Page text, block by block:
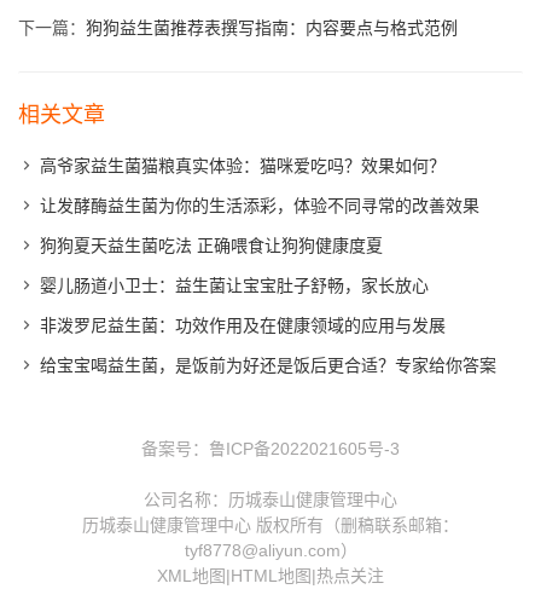
下一篇： 狗狗益生菌推荐表撰写指南：内容要点与格式范例
相关文章
高爷家益生菌猫粮真实体验：猫咪爱吃吗？效果如何？
让发酵酶益生菌为你的生活添彩，体验不同寻常的改善效果
狗狗夏天益生菌吃法 正确喂食让狗狗健康度夏
婴儿肠道小卫士：益生菌让宝宝肚子舒畅，家长放心
非泼罗尼益生菌：功效作用及在健康领域的应用与发展
给宝宝喝益生菌，是饭前为好还是饭后更合适？专家给你答案
备案号： 鲁ICP备2022021605号-3
公司名称：历城泰山健康管理中心
历城泰山健康管理中心 版权所有（删稿联系邮箱：
tyf8778@aliyun.com）
XML地图|HTML地图|热点关注